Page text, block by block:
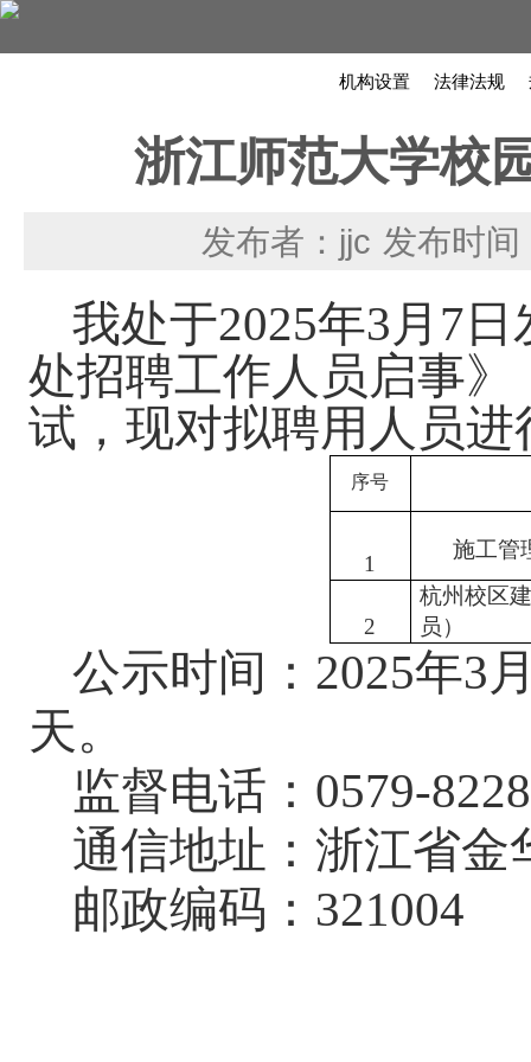
机构设置 法律法规
浙江师范大学校
发布者：jjc 发布时
我处于2025年3 月 7
处招聘工作人员启事》
试，现对拟聘用人员进
序号
1
施工管
2
杭州校区
员）
公示时间： 2025年3
天。
监督电话： 0579-
通信地址：浙江省金
邮政编码： 321004